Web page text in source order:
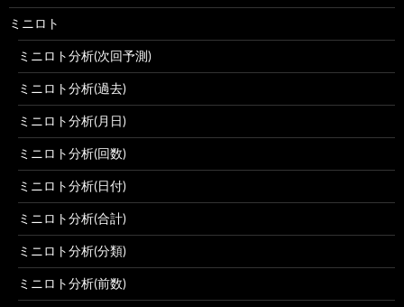
ミニロト
ミニロト分析(次回予測)
ミニロト分析(過去)
ミニロト分析(月日)
ミニロト分析(回数)
ミニロト分析(日付)
ミニロト分析(合計)
ミニロト分析(分類)
ミニロト分析(前数)